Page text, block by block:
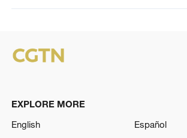
EXPLORE MORE
English
Español